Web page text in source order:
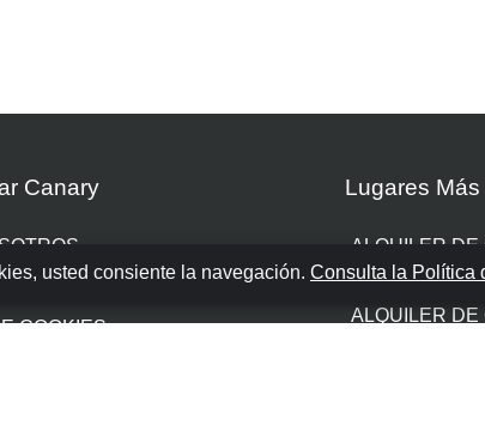
Canary
CONDICIONES
COOKIES
Lugares
ALQUILER
LAS PALMAS
ALQUILER DE
usted consiente la navegación. Consulta la Política